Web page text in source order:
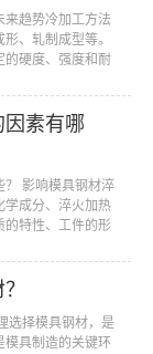
来趋势冷加工方法
、轧制成型等。
的硬度、强度和耐
素有哪
？ 影响模具钢材淬
学成分、淬火加热
的特性、工件的形
选择模具钢材，是
模具制造的关键环